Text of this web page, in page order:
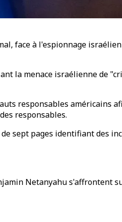
face à l'espionnage
la menace israélienne de
responsables américains
responsables.
sept pages identifiant des
Netanyahu s'affrontent